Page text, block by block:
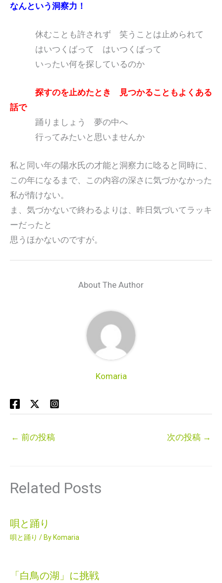
なんという洞察力！
休むことも許されず 笑うことは止められて
はいつくばって はいつくばって
いったい何を探しているのか
探すのを止めたとき 見つかることもよくある
話で
踊りましょう 夢の中へ
行ってみたいと思いませんか
私と同い年の陽水氏の才能と洞察力に唸ると同時に、
この年になるまで、この内容の深さに気づかなかった
私が情けない。
ま、気づかないで終わるよりは、昨日気づいてラッキ
ーだったと
思うほかないのですが。
About The Author
Komaria
← 前の投稿 次の投稿 →
Related Posts
唄と踊り
唄と踊り / ByKomaria
「白鳥の湖」に挑戦